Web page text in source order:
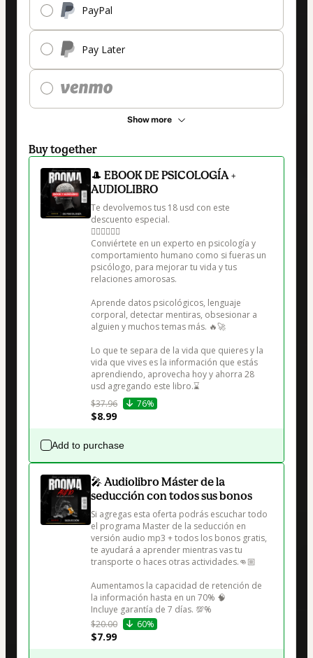
PayPal
Pay Later
Show more
Buy together
🎩 EBOOK DE PSICOLOGÍA +
AUDIOLIBRO
Te devolvemos tus 18 usd con este
descuento especial.
👇🏼👇🏼👇🏼
Conviértete en un experto en psicología y
comportamiento humano como si fueras un
psicólogo, para mejorar tu vida y tus
relaciones amorosas.
Aprende datos psicológicos, lenguaje
corporal, detectar mentiras, obsesionar a
alguien y muchos temas más. 🔥🚀
Lo que te separa de la vida que quieres y la
vida que vives es la información que estás
aprendiendo, aprovecha hoy y ahorra 28
$37.96
76%
$8.99
Add to purchase
🎤 Audiolibro Máster de la
seducción con todos sus bonos
Si agregas esta oferta podrás escuchar todo
el programa Master de la seducción en
versión audio mp3 + todos los bonos gratis,
te ayudará a aprender mientras vas tu
transporte o haces otras actividades.👊🏼
Aumentamos la capacidad de retención de
la información hasta en un 70% 🧠
$20.00
60%
$7.99